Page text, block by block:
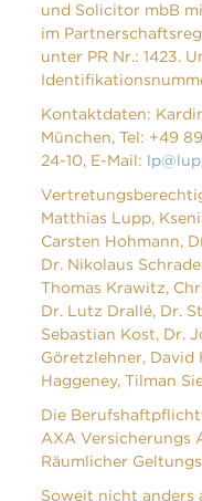
und Solicitor mbB
im
unter PR Nr.: 1423.
Kontaktdaten:
München, Tel: +49
24-10, E-Mail:
Matthias Lupp,
Carsten Hohmann,
Dr. Nikolaus
Thomas Krawitz,
Dr. Lutz Drallé, Dr.
Sebastian Kost, Dr.
Göretzlehner, David
Haggeney, Tilman
Die
AXA Versicherungs
Räumlicher
Soweit nicht anders